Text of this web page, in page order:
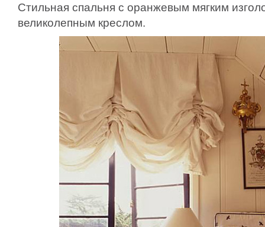
Стильная спальня с оранжевым мягким
великолепным креслом.